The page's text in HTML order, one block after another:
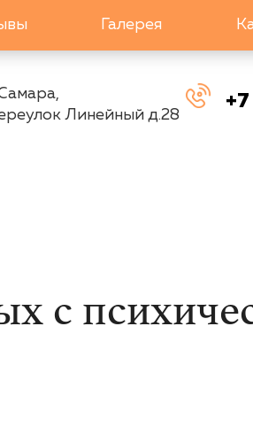
Галерея
Самара,
Линейный д.28
с